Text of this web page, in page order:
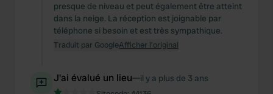
presque de niveau et peut également être atteint
dans la neige. La réception est joignable par
téléphone si besoin et est très sympathique.
Traduit par GoogleAfficher l'original
J'ai évalué un lieu—il y a plus de 3 ans